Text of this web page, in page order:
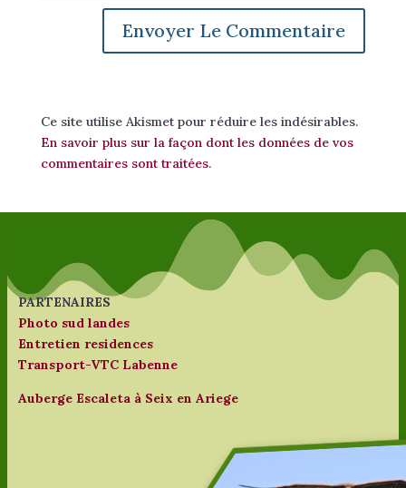
Ce site utilise Akismet pour réduire les indésirables.
En savoir plus sur la façon dont les données de vos
commentaires sont traitées.
PARTENAIRES
Photo sud landes
Entretien residences
Transport-VTC Labenne
Auberge Escaleta à Seix en Ariege